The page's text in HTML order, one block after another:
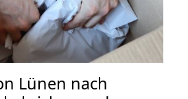
Lünen nach